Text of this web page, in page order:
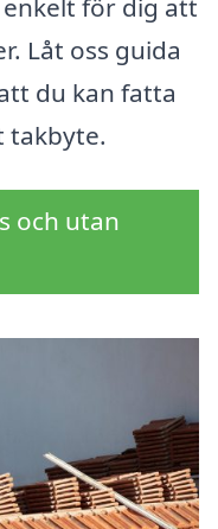
för dig att
Låt oss guida
du kan fatta
takbyte.
och utan